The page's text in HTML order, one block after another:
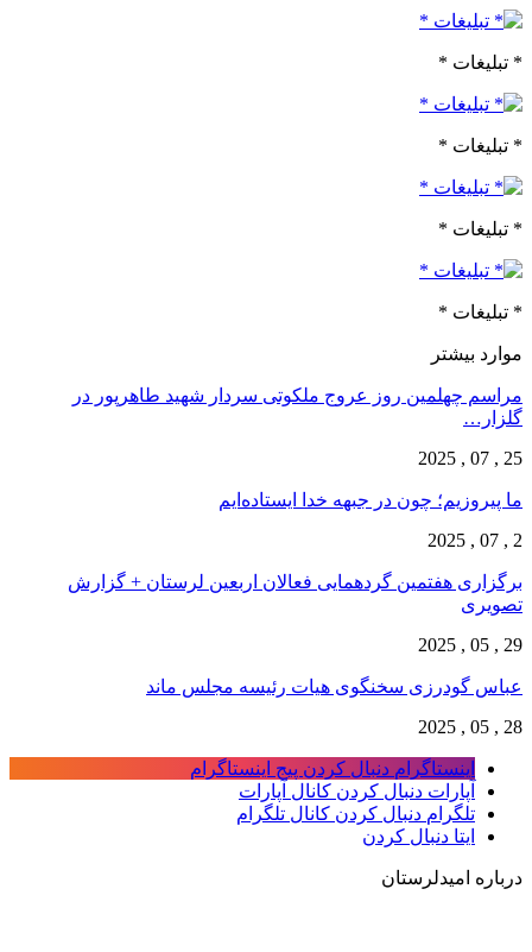
* تبلیغات *
* تبلیغات *
* تبلیغات *
* تبلیغات *
موارد بیشتر
مراسم چهلمین روز عروج ملکوتی سردار شهید طاهرپور در
گلزار…
25 , 07 , 2025
ما پیروزیم؛ چون در جبهه خدا ایستاده‌ایم
2 , 07 , 2025
برگزاری هفتمین گردهمایی فعالان اربعین لرستان + گزارش
تصویری
29 , 05 , 2025
عباس گودرزی سخنگوی هیات رئیسه مجلس ماند
28 , 05 , 2025
اینستاگرام دنبال کردن پیج اینستاگرام
آپارات دنبال کردن کانال آپارات
تلگرام دنبال کردن کانال تلگرام
ایتا دنبال کردن
درباره امیدلرستان